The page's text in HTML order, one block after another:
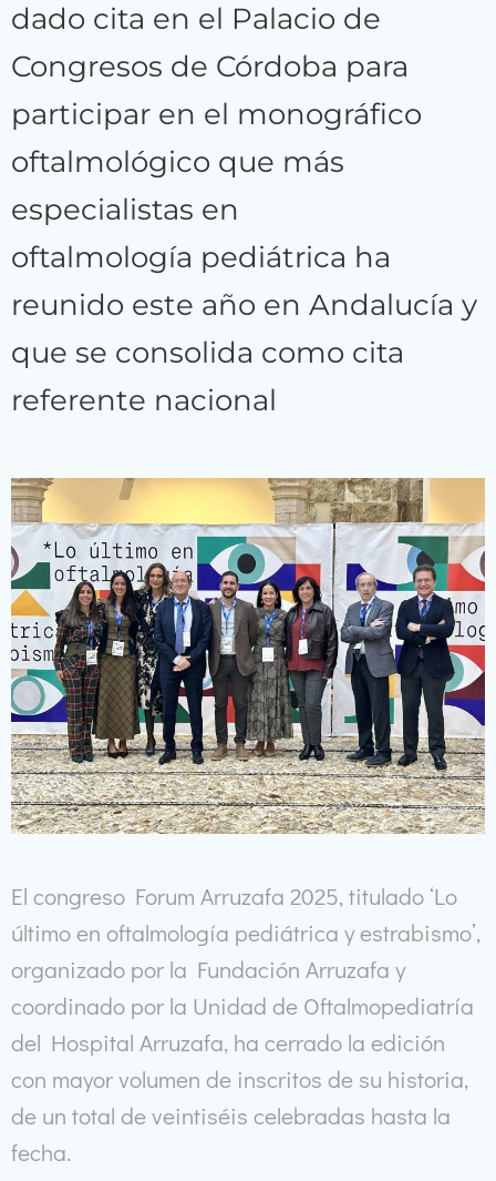
dado cita en el Palacio de
Congresos de Córdoba para
participar en el monográfico
oftalmológico que más
especialistas en
oftalmología pediátrica ha
reunido este año en Andalucía y
que se consolida como cita
referente nacional
El congreso Forum Arruzafa 2025, titulado ‘Lo
último en oftalmología pediátrica y estrabismo’,
organizado por la Fundación Arruzafa y
coordinado por la Unidad de Oftalmopediatría
del Hospital Arruzafa, ha cerrado la edición
con mayor volumen de inscritos de su historia,
de un total de veintiséis celebradas hasta la
fecha.